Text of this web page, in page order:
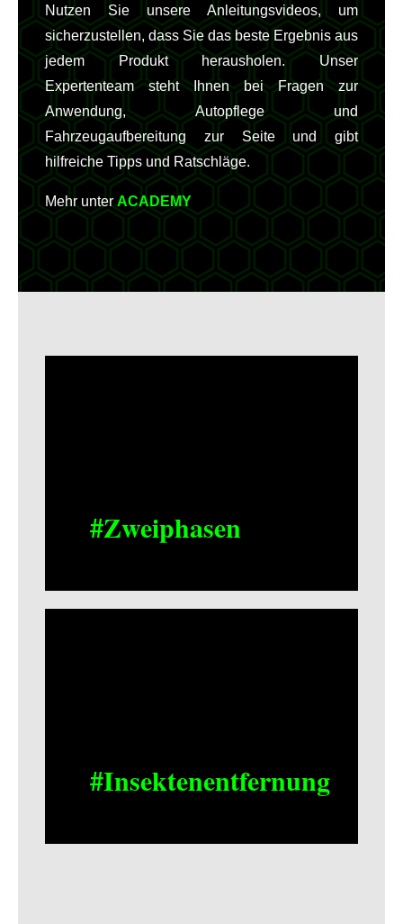
Nutzen Sie unsere Anleitungsvideos, um
sicherzustellen, dass Sie das beste Ergebnis aus
jedem Produkt herausholen. Unser
Expertenteam steht Ihnen bei Fragen zur
Anwendung, Autopflege und
Fahrzeugaufbereitung zur Seite und gibt
hilfreiche Tipps und Ratschläge.
Mehr unter ACADEMY
#Zweiphasen
#Insektenentfernung